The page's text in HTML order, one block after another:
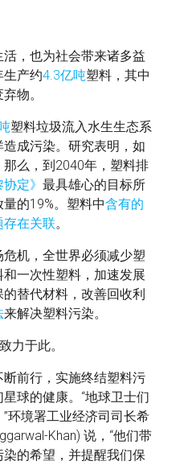
，也为社会带来诸多益
生产约4.3亿吨塑料，其中
物。
塑料垃圾流入水生生态系
成污染。研究表明，如
么，到2040年，塑料排
定》 最具雄心的目标所
的19%。塑料中含有的
在关联。
机，全世界必须减少塑
一次性塑料，加速发展
替代材料，改善回收利
来解决塑料污染。
力于此。
前行，实施终结塑料污
球的健康。“地球卫士们
环境署工业经济司司长希
Khan) 说，“他们带
的希望，并提醒我们保